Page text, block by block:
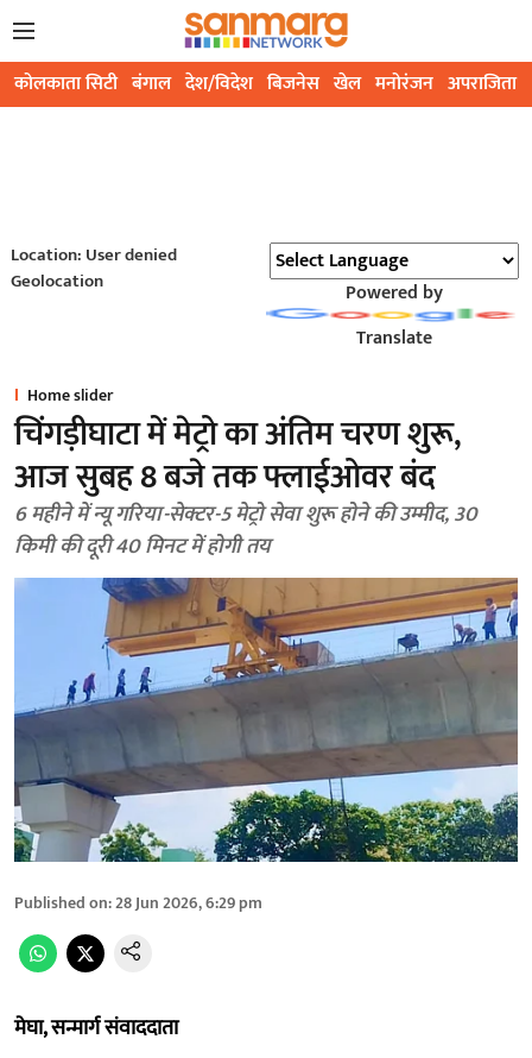
कोलकाता सिटी बंगाल देश/विदेश बिजनेस खेल मनोरंजन अपराजिता
Location: User denied
Geolocation
Powered by
Translate
Home slider
चिंगड़ीघाटा में मेट्रो का अंतिम चरण शुरू,
आज सुबह 8 बजे तक फ्लाईओवर बंद
6 महीने में न्यू गरिया-सेक्टर-5 मेट्रो सेवा शुरू होने की उम्मीद, 30
किमी की दूरी 40 मिनट में होगी तय
Published on:28 Jun 2026, 6:29 pm
मेघा, सन्मार्ग संवाददाता